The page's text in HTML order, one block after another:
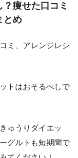
痩せた口コミ
とめ
ミ、アレンジレシ
トはおそるべしで
ゅうりダイエッ
グルトも短期間で